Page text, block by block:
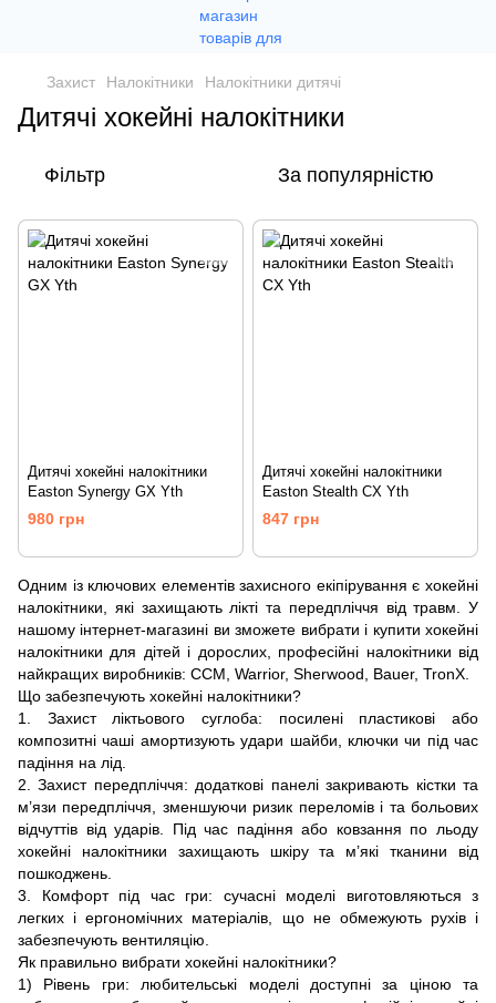
Захист Налокітники Налокітники дитячі
Дитячі хокейні налокітники
Фільтр За популярністю
Дитячі хокейні налокітники
Easton Synergy GX Yth
980 грн
Дитячі хокейні налокітники
Easton Stealth CX Yth
847 грн
Одним із ключових елементів захисного екіпірування є хокейні
налокітники, які захищають лікті та передпліччя від травм. У
нашому інтернет-магазині ви зможете вибрати і купити хокейні
налокітники для дітей і дорослих, професійні налокітники від
найкращих виробників: ССM, Warrior, Sherwood, Bauer, TronX.
Що забезпечують хокейні налокітники?
1. Захист ліктьового суглоба: посилені пластикові або
композитні чаші амортизують удари шайби, ключки чи під час
падіння на лід.
2. Захист передпліччя: додаткові панелі закривають кістки та
м’язи передпліччя, зменшуючи ризик переломів і та больових
відчуттів від ударів. Під час падіння або ковзання по льоду
хокейні налокітники захищають шкіру та м’які тканини від
пошкоджень.
3. Комфорт під час гри: сучасні моделі виготовляються з
легких і ергономічних матеріалів, що не обмежують рухів і
забезпечують вентиляцію.
Як правильно вибрати хокейні налокітники?
1) Рівень гри: любительські моделі доступні за ціною та